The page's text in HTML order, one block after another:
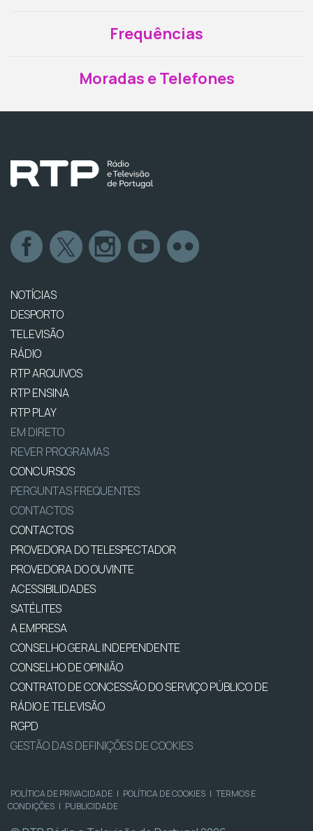
Frequências
Moradas e Telefones
NOTÍCIAS
DESPORTO
TELEVISÃO
RÁDIO
RTP ARQUIVOS
RTP ENSINA
RTP PLAY
EM DIRETO
REVER PROGRAMAS
CONCURSOS
PERGUNTAS FREQUENTES
CONTACTOS
CONTACTOS
PROVEDORA DO TELESPECTADOR
PROVEDORA DO OUVINTE
ACESSIBILIDADES
SATÉLITES
A EMPRESA
CONSELHO GERAL INDEPENDENTE
CONSELHO DE OPINIÃO
CONTRATO DE CONCESSÃO DO SERVIÇO PÚBLICO DE
RÁDIO E TELEVISÃO
RGPD
GESTÃO DAS DEFINIÇÕES DE COOKIES
POLÍTICA DE PRIVACIDADE | POLÍTICA DE COOKIES | TERMOS E
CONDIÇÕES | PUBLICIDADE